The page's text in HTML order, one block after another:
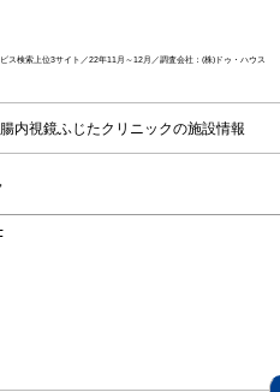
検索上位3サイト／22年11月～12月／調査会社：(株)ドゥ・ハウス
内視鏡ふじたクリニックの施設情報